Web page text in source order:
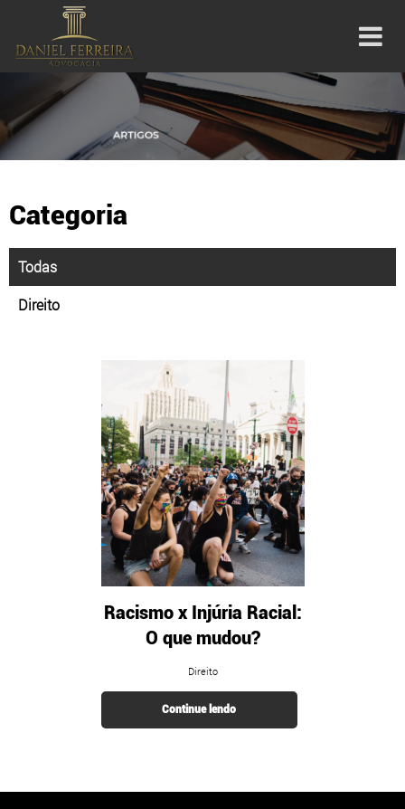
Categoria
Todas
Direito
Racismo x Injúria Racial:
O que mudou?
Direito
Continue lendo